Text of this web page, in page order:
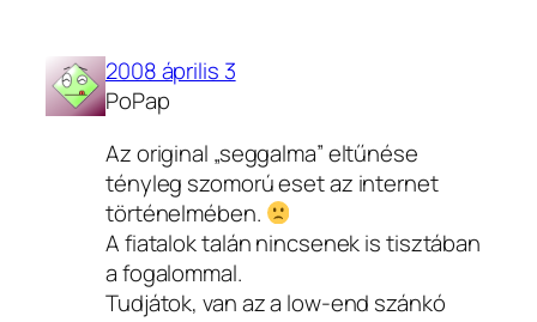
2008 április 3
PoPap
Az original „seggalma” eltűnése
tényleg szomorú eset az internet
történelmében.
A fiatalok talán nincsenek is tisztában
a fogalommal.
Tudjátok, van az a low-end szánkó